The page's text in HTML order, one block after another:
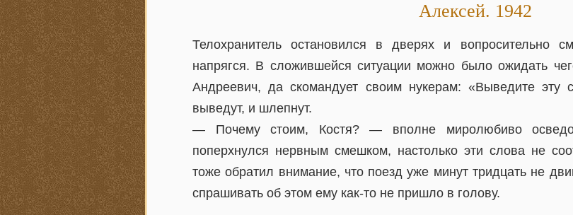
Алексей. 1942
Телохранитель остановился в дверях и вопросительно
напрягся. В сложившейся ситуации можно было ожидать
Андреевич, да скомандует своим нукерам: «Выведите
выведут, и шлепнут.
— Почему стоим, Костя? — вполне миролюбиво
поперхнулся нервным смешком, настолько эти слова не
тоже обратил внимание, что поезд уже минут тридцать не
спрашивать об этом ему как-то не пришло в голову.